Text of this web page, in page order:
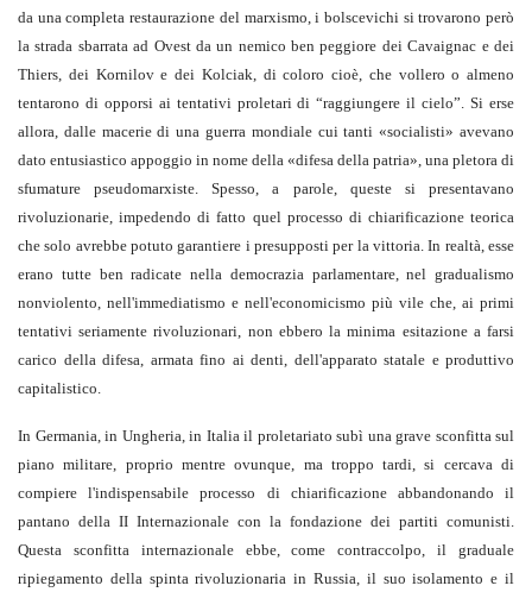
da una completa restaurazione del marxismo, i bolscevichi si trovarono però
la strada sbarrata ad Ovest da un nemico ben peggiore dei Cavaignac e dei
Thiers, dei Kornilov e dei Kolciak, di coloro cioè, che vollero o almeno
tentarono di opporsi ai tentativi proletari di “raggiungere il cielo”. Si erse
allora, dalle macerie di una guerra mondiale cui tanti «socialisti» avevano
dato entusiastico appoggio in nome della «difesa della patria», una pletora di
sfumature pseudomarxiste. Spesso, a parole, queste si presentavano
rivoluzionarie, impedendo di fatto quel processo di chiarificazione teorica
che solo avrebbe potuto garantiere i presupposti per la vittoria. In realtà, esse
erano tutte ben radicate nella democrazia parlamentare, nel gradualismo
nonviolento, nell'immediatismo e nell'economicismo più vile che, ai primi
tentativi seriamente rivoluzionari, non ebbero la minima esitazione a farsi
carico della difesa, armata fino ai denti, dell'apparato statale e produttivo
capitalistico.
In Germania, in Ungheria, in Italia il proletariato subì una grave sconfitta sul
piano militare, proprio mentre ovunque, ma troppo tardi, si cercava di
compiere l'indispensabile processo di chiarificazione abbandonando il
pantano della II Internazionale con la fondazione dei partiti comunisti.
Questa sconfitta internazionale ebbe, come contraccolpo, il graduale
ripiegamento della spinta rivoluzionaria in Russia, il suo isolamento e il